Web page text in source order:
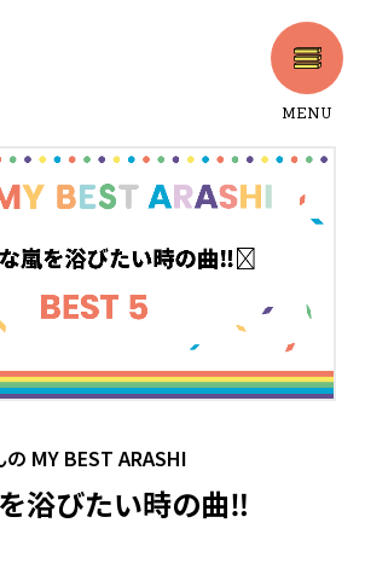
MENU
の MY BEST ARASHI
浴びたい時の曲‼️